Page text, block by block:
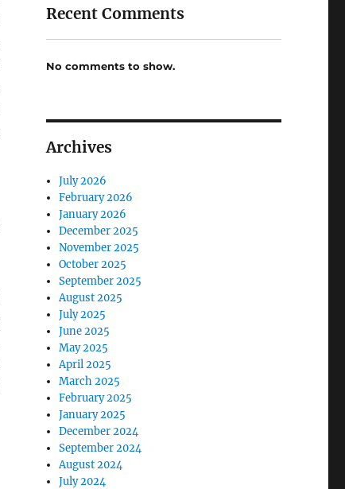
Recent Comments
No comments to show.
Archives
July 2026
February 2026
January 2026
December 2025
November 2025
October 2025
September 2025
August 2025
July 2025
June 2025
May 2025
April 2025
March 2025
February 2025
January 2025
December 2024
September 2024
August 2024
July 2024